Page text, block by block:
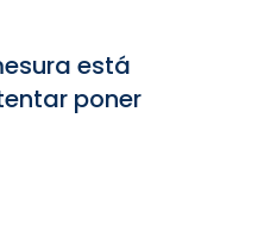
está
poner